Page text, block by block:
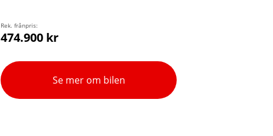
de allra senaste elektroniska hjälpmedlen
för ökad framkomlighet. Hilux Mildhybrid
dieselkraftens vridmoment och
mångsidighet med extra stöd från en
elektrisk motor-generator för mjuk
acceleration från låga hastigheter.
Rek. frånpris:
474.900 kr
Se mer om bilen